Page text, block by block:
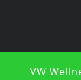
VW